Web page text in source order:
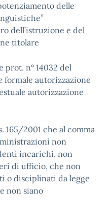
delle
dell’istruzione e del
titolare
prot. n° 14032 del
autorizzazione
autorizzazione
165/2001 che al comma
non
incarichi, non
di ufficio, che non
o disciplinati da legge
non siano